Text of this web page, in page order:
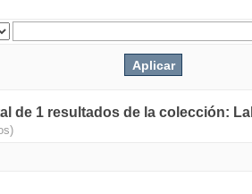
de 1 resultados de la colección: